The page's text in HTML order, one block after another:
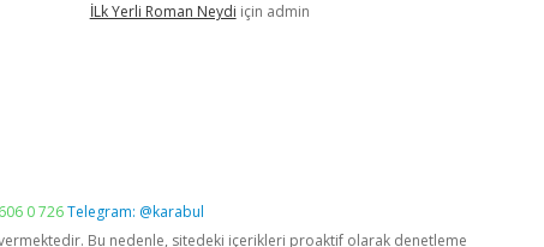
İLk Yerli Roman Neydi için admin
0 726Telegram: @karabul
vermektedir. Bu nedenle, sitedeki içerikleri proaktif olarak denetleme